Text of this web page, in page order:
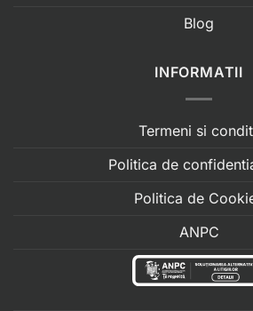
Blog
INFORMATII
Termeni si
Politica de
Politica de
ANPC